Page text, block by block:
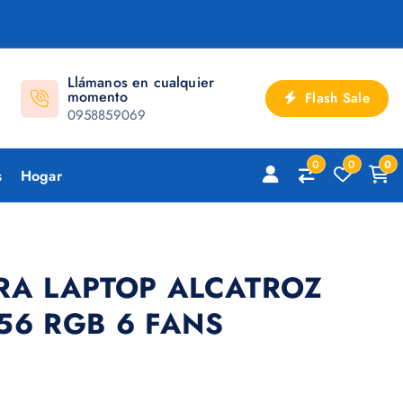
Llámanos en cualquier
momento
0958859069
Flash Sale
Hogar
0 0 0
LAPTOP ALCATROZ
RGB 6 FANS